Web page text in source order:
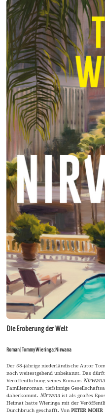
Die Eroberung der Welt
Roman | Tommy Wieringa: Nirwana
Der 58-jährige niederländische Autor
noch weitestgehend unbekannt. Das
Veröffentlichung seines RomansNirwana
Familienroman, tiefsinnige
daherkommt.Nirvana ist als großes
Heimat hatte Wieringa mit der
Durchbruch geschafft. VonPETER MOHR